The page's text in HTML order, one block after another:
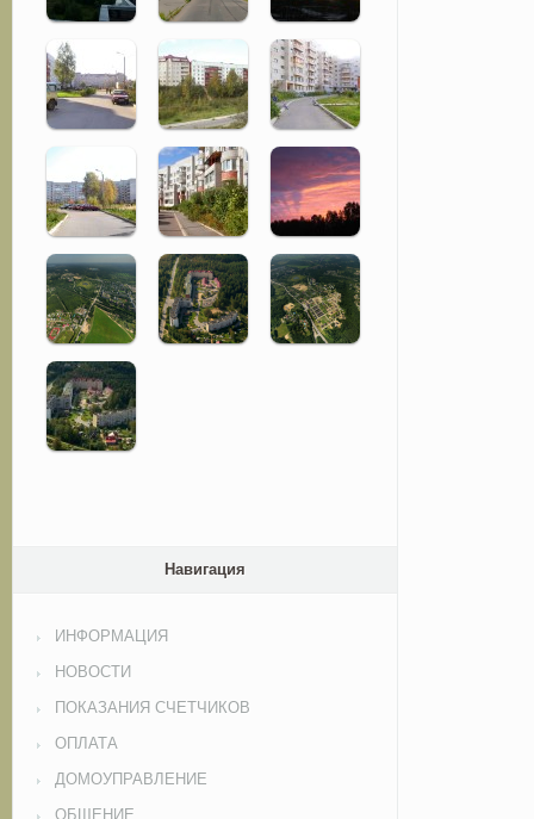
Навигация
ИНФОРМАЦИЯ
НОВОСТИ
ПОКАЗАНИЯ СЧЕТЧИКОВ
ОПЛАТА
ДОМОУПРАВЛЕНИЕ
ОБЩЕНИЕ